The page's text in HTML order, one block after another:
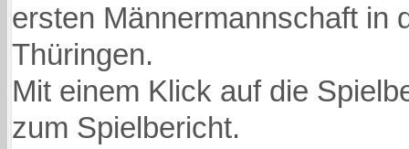
ersten Männermannschaft in
Thüringen.
Mit einem Klick auf die
zum Spielbericht.